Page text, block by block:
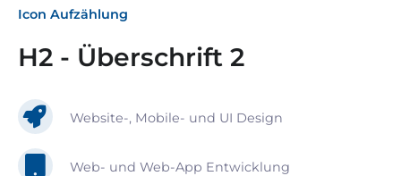
Icon Aufzählung
H2 - Überschrift 2
Website-, Mobile- und UI Design
Web- und Web-App Entwicklung